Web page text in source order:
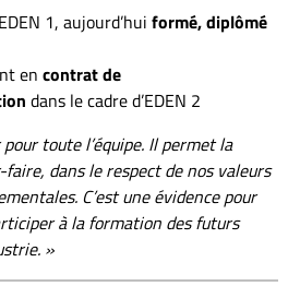
1, aujourd’hui formé, diplômé
en contrat de
dans le cadre d’EDEN 2
toute l’équipe. Il permet la
dans le respect de nos valeurs
C’est une évidence pour
à la formation des futurs
»